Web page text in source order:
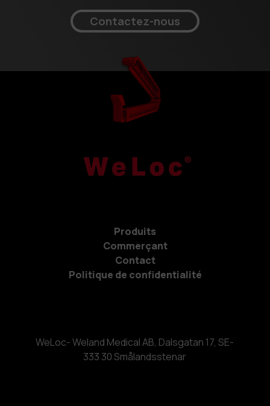
Contactez-nous
Produits
Commerçant
Contact
Politique de confidentialité
WeLoc- Weland Medical AB, Dalsgatan 17, SE-
333 30 Smålandsstenar